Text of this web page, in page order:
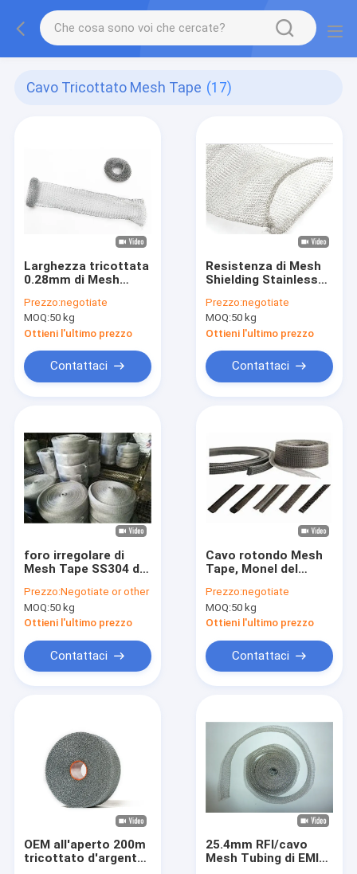
Cavo Tricottato Mesh Tape (17)
Larghezza tricottata
0.28mm di Mesh
cavo di acciaio
inossidabile su
misura per controllo
dei parassiti
Prezzo:negotiate
MOQ:50 kg
Ottieni l'ultimo prezzo
Contattaci
Resistenza di Mesh
Shielding Stainless
cavo tricottata cavo
Prezzo:negotiate
MOQ:50 kg
Ottieni l'ultimo prezzo
Contattaci
foro irregolare di
Mesh Tape SS304 del
25cm di 15cm 20cm
Prezzo:Negotiate or other
MOQ:50 kg
Ottieni l'ultimo prezzo
Contattaci
Cavo rotondo Mesh
Tape, Monel del
protegge Mesh Tape
0.08-0.55mm
Prezzo:negotiate
MOQ:50 kg
Ottieni l'ultimo prezzo
Contattaci
OEM all'aperto 200m
tricottato d'argento
25.4mm RFI/cavo
Mesh Tubing di EMI